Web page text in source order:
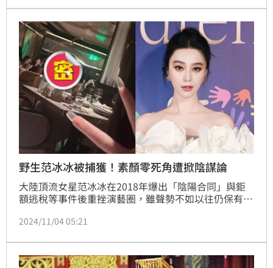
野生范冰冰被捕獲！素顏零死角遭掀陰謀論
大陸頂流女星范冰冰在2018年爆出「陰陽合同」與鉅
額逃稅等事件後重挫演藝圈，雖聲勢不如以往仍保有超
與馬來西亞電影，事業重心移居海外，甚至傳出已經取
讀，近日更被捕獲在餐廳與友人餐敘，臉蛋360度零死
角引發粉絲熱議。
2024/11/04 05:21